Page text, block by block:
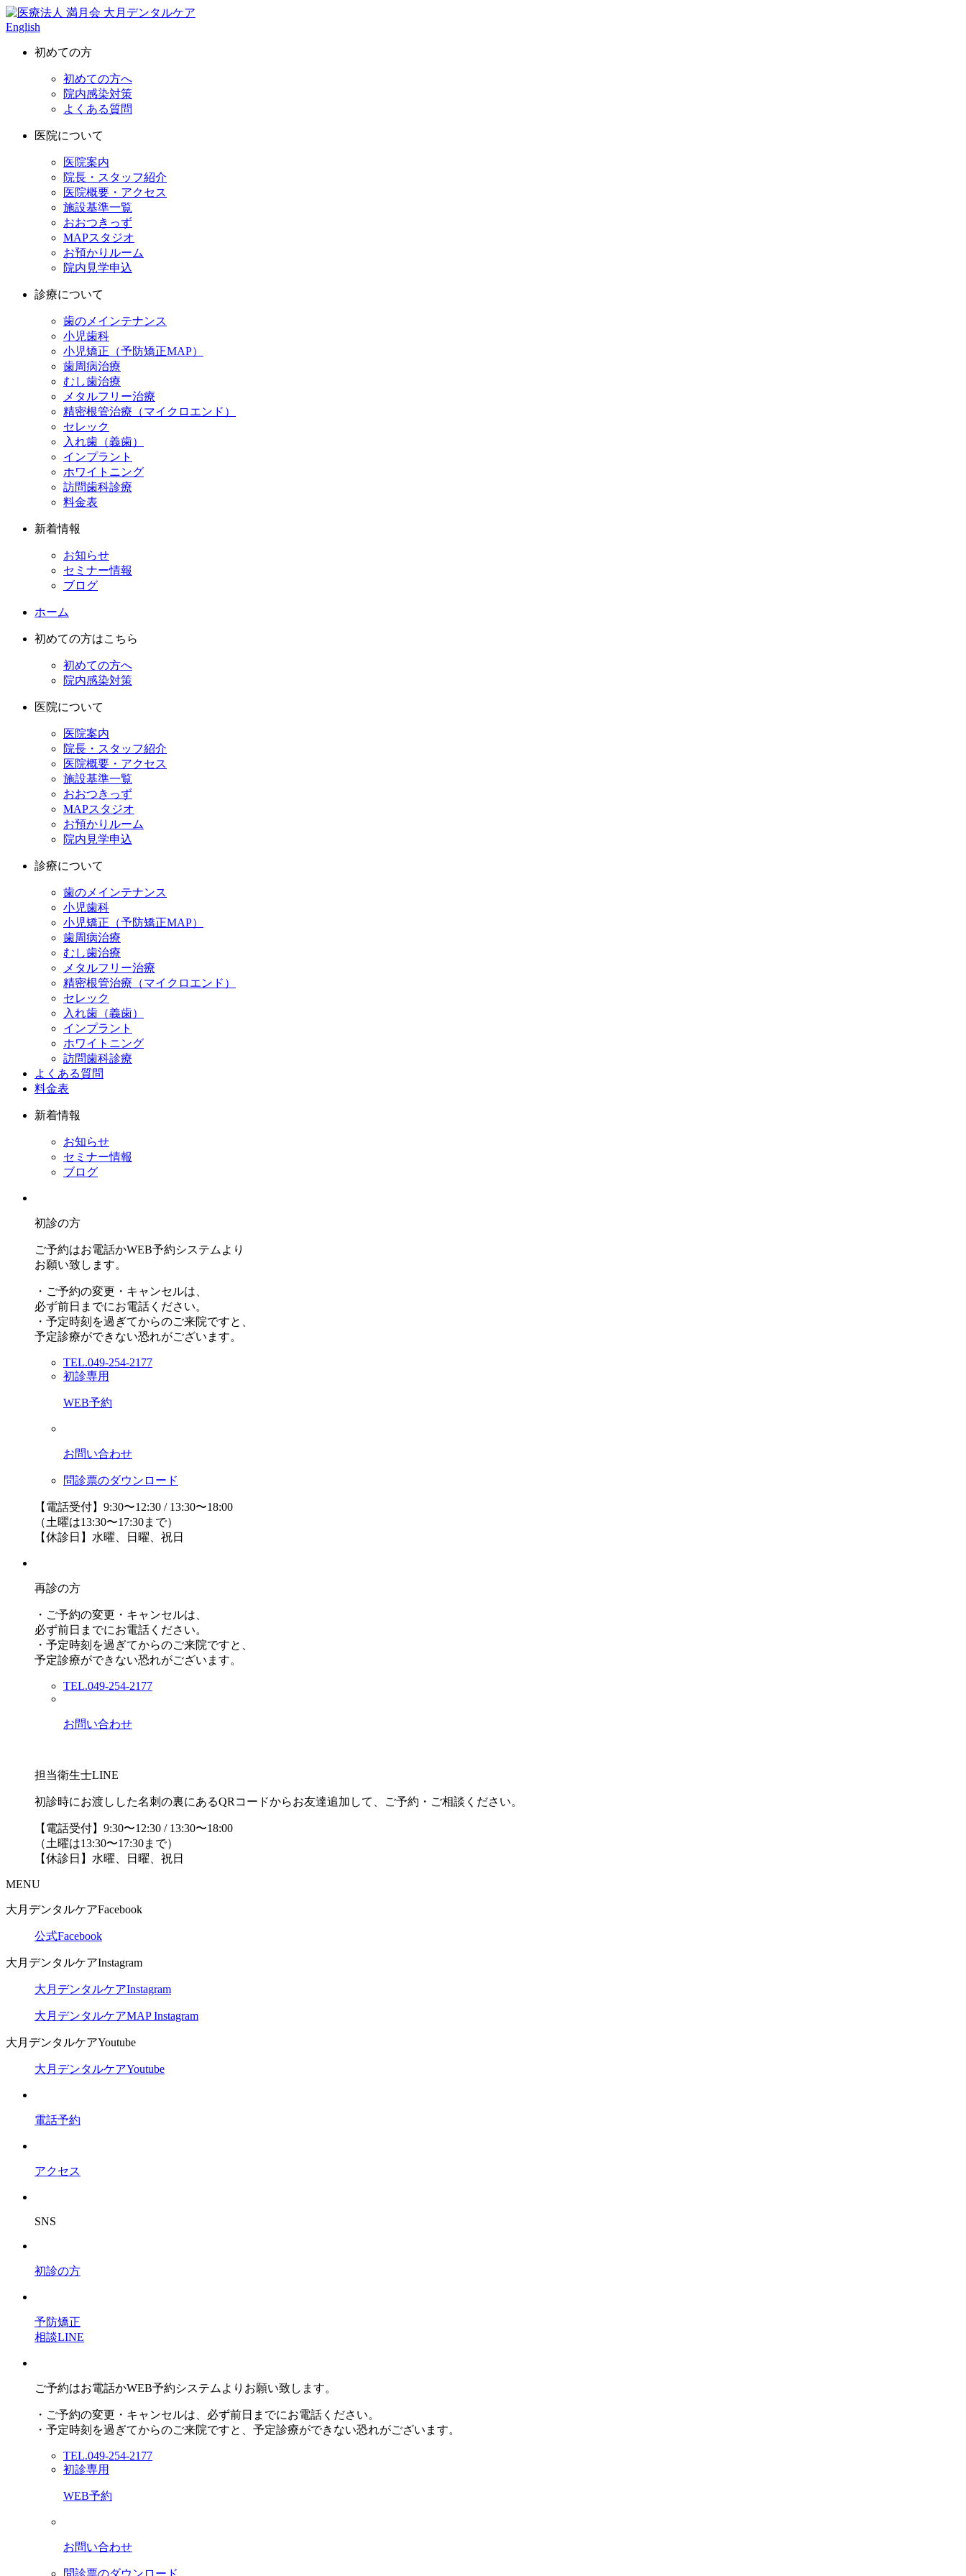
English
初めての方
初めての方へ
院内感染対策
よくある質問
医院について
医院案内
院長・スタッフ紹介
医院概要・アクセス
施設基準一覧
おおつきっず
MAPスタジオ
お預かりルーム
院内見学申込
診療について
歯のメインテナンス
小児歯科
小児矯正（予防矯正MAP）
歯周病治療
むし歯治療
メタルフリー治療
精密根管治療（マイクロエンド）
セレック
入れ歯（義歯）
インプラント
ホワイトニング
訪問歯科診療
料金表
新着情報
お知らせ
セミナー情報
ブログ
ホーム
初めての方はこちら
初めての方へ
院内感染対策
医院について
医院案内
院長・スタッフ紹介
医院概要・アクセス
施設基準一覧
おおつきっず
MAPスタジオ
お預かりルーム
院内見学申込
診療について
歯のメインテナンス
小児歯科
小児矯正（予防矯正MAP）
歯周病治療
むし歯治療
メタルフリー治療
精密根管治療（マイクロエンド）
セレック
入れ歯（義歯）
インプラント
ホワイトニング
訪問歯科診療
よくある質問
料金表
新着情報
お知らせ
セミナー情報
ブログ
初診の方
ご予約はお電話かWEB予約システムより
お願い致します。
・ご予約の変更・キャンセルは、
必ず前日までにお電話ください。
・予定時刻を過ぎてからのご来院ですと、
予定診療ができない恐れがございます。
TEL.049-254-2177
初診専用
WEB予約
お問い合わせ
問診票のダウンロード
【電話受付】9:30〜12:30 / 13:30〜18:00
（土曜は13:30〜17:30まで）
【休診日】水曜、日曜、祝日
再診の方
・ご予約の変更・キャンセルは、
必ず前日までにお電話ください。
・予定時刻を過ぎてからのご来院ですと、
予定診療ができない恐れがございます。
TEL.049-254-2177
お問い合わせ
担当衛生士LINE
初診時にお渡しした名刺の裏にあるQRコードからお友達追加して、ご予約・ご相談ください。
【電話受付】9:30〜12:30 / 13:30〜18:00
（土曜は13:30〜17:30まで）
【休診日】水曜、日曜、祝日
MENU
大月デンタルケアFacebook
公式Facebook
大月デンタルケアInstagram
大月デンタルケアInstagram
大月デンタルケアMAP Instagram
大月デンタルケアYoutube
大月デンタルケアYoutube
電話予約
アクセス
SNS
初診の方
予防矯正
相談LINE
ご予約はお電話かWEB予約システムよりお願い致します。
・ご予約の変更・キャンセルは、必ず前日までにお電話ください。
・予定時刻を過ぎてからのご来院ですと、予定診療ができない恐れがございます。
TEL.049-254-2177
初診専用
WEB予約
お問い合わせ
問診票のダウンロード